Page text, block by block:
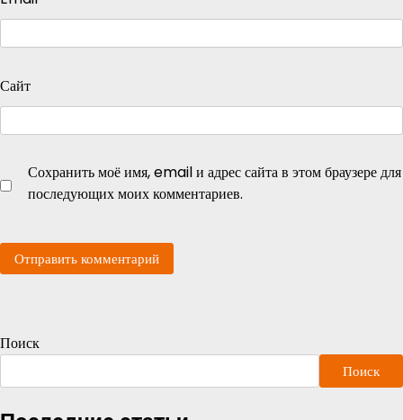
Сайт
Сохранить моё имя, email и адрес сайта в этом браузере для
последующих моих комментариев.
Поиск
Поиск